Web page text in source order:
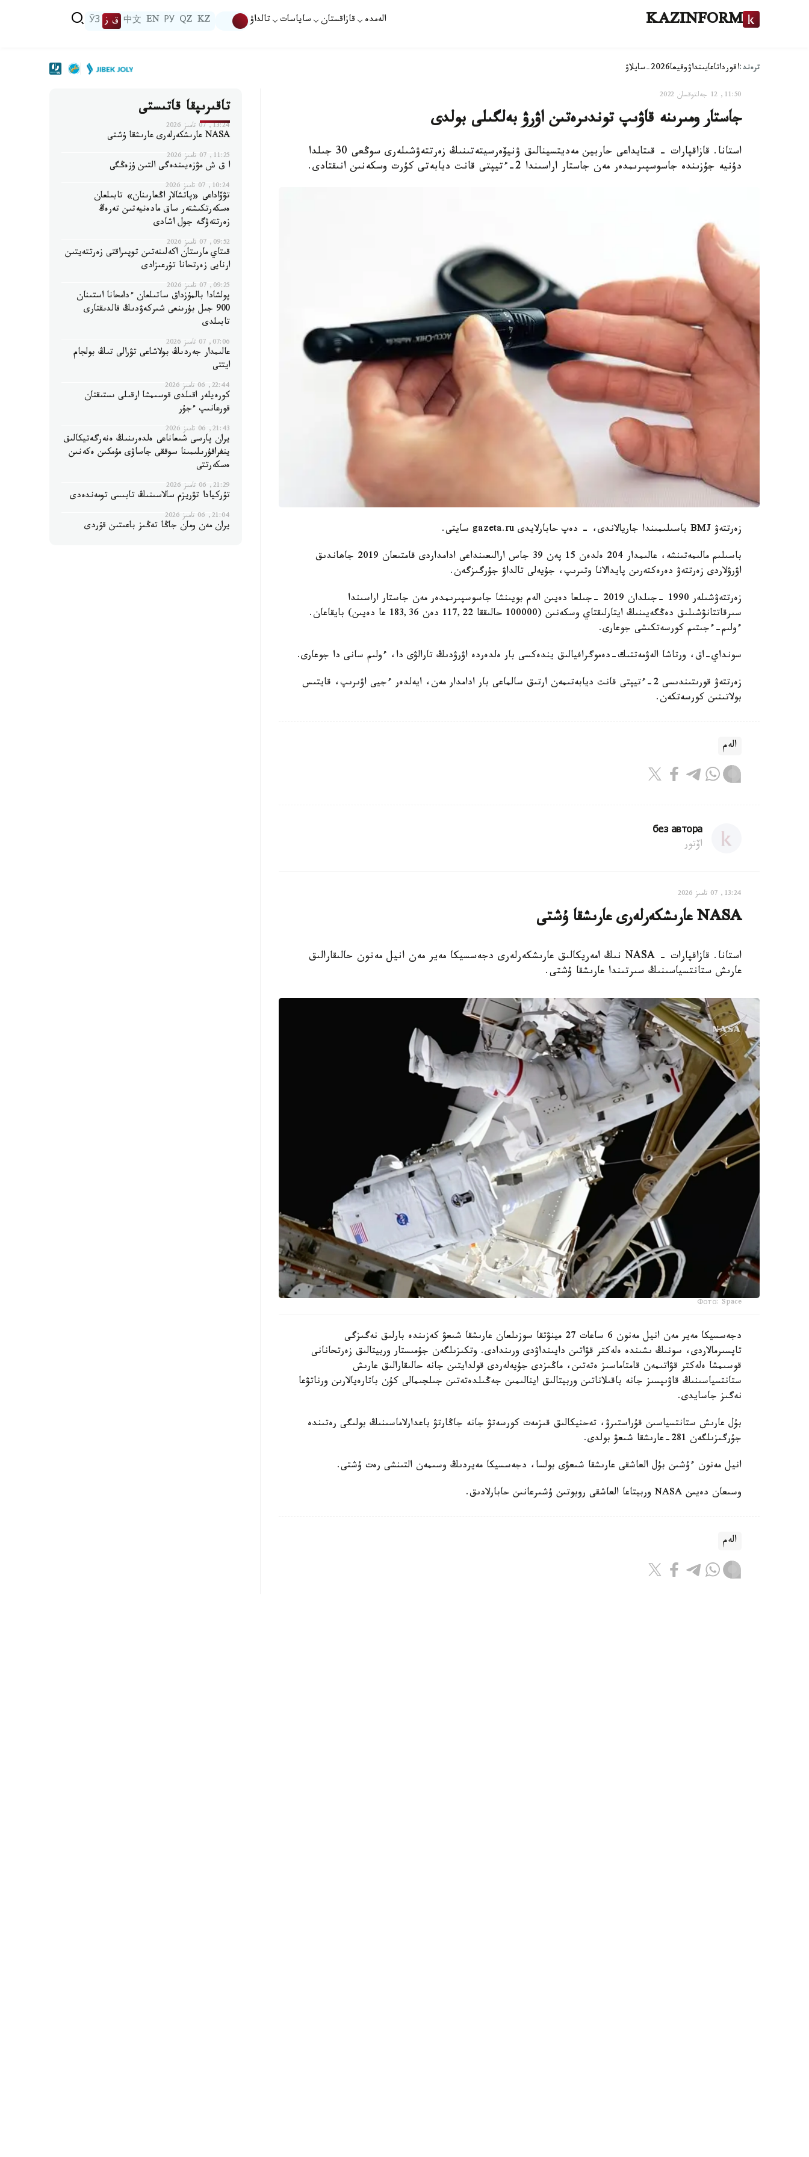
KAZINFORM الەمدە قازاقستان ساياسات تالداۋ KZ
QZ
РУ
EN
中文 ق ز ЎЗ
ترەند:اقورداتاعايىنداۋوقيعا2026-سايلاۋ
11:50, 12 جەلتوقسان 2022
جاستار ومىرىنە قاۋىپ توندىرەتىن اۋرۋ بەلگىلى بولدى
استانا. قازاقپارات - قىتايداعى حاربين مەديتسينالىق ۋنيۆەرسيتەتىنىڭ زەرتتەۋشىلەرى سوڭعى 30 جىلدا
دۇنيە جۇزىندە جاسوسپىرىمدەر مەن جاستار اراسىندا 2-ءتيپتى قانت ديابەتى كۇرت وسكەنىن انىقتادى.
زەرتتەۋ BMJ باسىلىمىندا جاريالاندى، - دەپ حابارلايدى gazeta.ru سايتى.
باسىلىم مالىمەتىنشە، عالىمدار 204 ەلدەن 15 پەن 39 جاس ارالىعىنداعى ادامداردى قامتىعان 2019 جاھاندىق
اۋرۋلاردى زەرتتەۋ دەرەكتەرىن پايدالانا وتىرىپ، جۇيەلى تالداۋ جۇرگىزگەن.
زەرتتەۋشىلەر 1990 -جىلدان 2019 -جىلعا دەيىن الەم بويىنشا جاسوسپىرىمدەر مەن جاستار اراسىندا
سىرقاتتانۋشىلىق دەڭگەيىنىڭ ايتارلىقتاي وسكەنىن (100000 حالىققا 117,22 دەن 183,36 عا دەيىن) بايقاعان.
ءولىم-ءجىتىم كورسەتكىشى جوعارى.
سونداي-اق، ورتاشا الەۋمەتتىك-دەموگرافيالىق يندەكسى بار ەلدەردە اۋرۋدىڭ تارالۋى دا، ءولىم سانى دا جوعارى.
زەرتتەۋ قورىتىندىسى 2-ءتيپتى قانت ديابەتىمەن ارتىق سالماعى بار ادامدار مەن، ايەلدەر ءجيى اۋىرىپ، قايتىس
بولاتىنىن كورسەتكەن.
الەم
без автора
اۆتور
13:24, 07 تامىز 2026
NASA عارىشكەرلەرى عارىشقا ۇشتى
استانا. قازاقپارات - NASA نىڭ امەريكالىق عارىشكەرلەرى دجەسسيكا مەير مەن انيل مەنون حالىقارالىق
عارىش ستانتسياسىنىڭ سىرتىندا عارىشقا ۇشتى.
Фото: Space
دجەسسيكا مەير مەن انيل مەنون 6 ساعات 27 مينۋتقا سوزىلعان عارىشقا شىعۋ كەزىندە بارلىق نەگىزگى
تاپسىرمالاردى، سونىڭ ىشىندە ەلەكتر قۋاتىن دايىنداۋدى ورىندادى. وتكىزىلگەن جۇمىستار وربيتالىق زەرتحانانى
قوسىمشا ەلەكتر قۋاتىمەن قامتاماسىز ەتەتىن، ماڭىزدى جۇيەلەردى قولدايتىن جانە حالىقارالىق عارىش
ستانتسياسىنىڭ قاۋىپسىز جانە باقىلاناتىن وربيتالىق اينالىمىن جەڭىلدەتەتىن جىلجىمالى كۇن باتارەيالارىن ورناتۋعا
نەگىز جاسايدى.
بۇل عارىش ستانتسياسىن قۇراستىرۋ، تەحنيكالىق قىزمەت كورسەتۋ جانە جاڭارتۋ باعدارلاماسىنىڭ بولىگى رەتىندە
جۇرگىزىلگەن 281-عارىشقا شىعۋ بولدى.
انيل مەنون ءۇشىن بۇل العاشقى عارىشقا شىعۋى بولسا، دجەسسيكا مەيردىڭ وسىمەن التىنشى رەت ۇشتى.
وسىعان دەيىن NASA وربيتاعا العاشقى روبوتىن ۇشىرعانىن حابارلادىق.
الەم
تاقىرىپقا قاتىستى
13:24, 07 تامىز 2026
NASA عارىشكەرلەرى عارىشقا ۇشتى
11:25, 07 تامىز 2026
ا ق ش مۋزەيىندەگى التىن ۇزەڭگى
10:24, 07 تامىز 2026
تۋۆاداعى «پاتشالار اڭعارىنان» تابىلعان
ەسكەرتكىشتەر ساق مادەنيەتىن تەرەڭ
زەرتتەۋگە جول اشادى
09:52, 07 تامىز 2026
قىتاي مارستان اكەلىنەتىن توپىراقتى زەرتتەيتىن
ارنايى زەرتحانا تۇرعىزادى
09:25, 07 تامىز 2026
پولشادا بالمۇزداق ساتىلعان ءدامحانا استىنان
900 جىل بۇرىنعى شىركەۋدىڭ قالدىقتارى
تابىلدى
07:06, 07 تامىز 2026
عالىمدار جەردىڭ بولاشاعى تۋرالى تىڭ بولجام
ايتتى
22:44, 06 تامىز 2026
كورەيلەر اقىلدى قوسىمشا ارقىلى ىستىقتان
قورعانىپ ءجۇر
21:43, 06 تامىز 2026
يران پارسى شىعاناعى ەلدەرىنىڭ ەنەرگەتيكالىق
ينفراقۇرىلىمىنا سوققى جاساۋى مۇمكىن ەكەنىن
ەسكەرتتى
21:29, 06 تامىز 2026
تۇركيادا تۋريزم سالاسىنىڭ تابىسى تومەندەدى
21:04, 06 تامىز 2026
يران مەن ومان جاڭا تەڭىز باعىتىن قۇردى